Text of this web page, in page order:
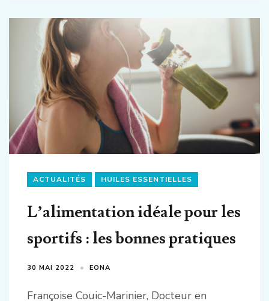
ACTUALITÉS HUILES ESSENTIELLES
L’alimentation idéale pour les
sportifs : les bonnes pratiques
30 MAI 2022 EONA
Françoise Couic-Marinier, Docteur en